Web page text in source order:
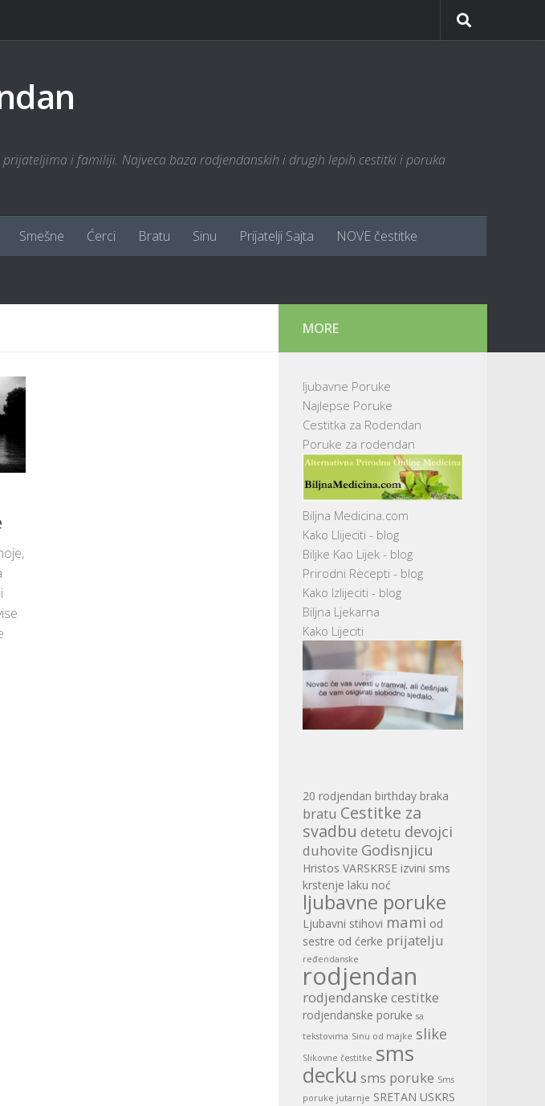
i familiji. Najveca baza rodjendanskih i drugih lepih cestitki i poruka
Smešne Ćerci Bratu Sinu Prijatelji Sajta NOVE čestitke
MORE
ljubavne Poruke
Najlepse Poruke
Cestitka za Rodendan
Poruke za rodendan
Biljna Medicina.com
Kako Llijeciti - blog
Biljke Kao Lijek - blog
Prirodni Recepti - blog
Kako Izlijeciti - blog
Biljna Ljekarna
Kako Lijeciti
20 rodjendan birthday braka
bratu Cestitke za
svadbu detetu devojci
duhovite Godisnjicu
Hristos VARSKRSE izvini sms
krstenje laku noć
ljubavne poruke
Ljubavni stihovi mami od
sestre od ćerke prijatelju
ređendanske
rodjendan
rodjendanske cestitke
rodjendanske poruke sa
tekstovima Sinu od majke slike
Slikovne čestitke sms
decku sms poruke Sms
poruke jutarnje SRETAN USKRS